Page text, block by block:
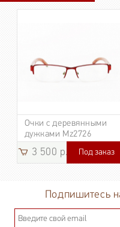
Очки с деревянными
дужками Mz2726
3 500 р. Под заказ
Подпишитесь